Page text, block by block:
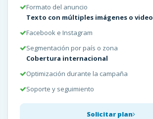
Formato del anuncio
Texto con múltiples imágenes o video
Facebook e Instagram
Segmentación por país o zona
Cobertura internacional
Optimización durante la campaña
Soporte y seguimiento
Solicitar plan